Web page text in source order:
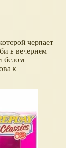
черпает
в вечернем
белом
к